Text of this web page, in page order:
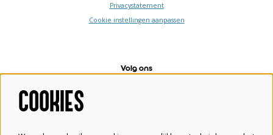
Privacystatement
Cookie instellingen aanpassen
Volg ons
COOKIES